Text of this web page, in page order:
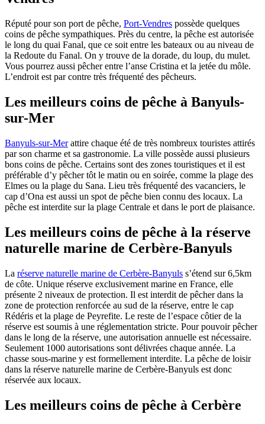
Réputé pour son port de pêche, Port-Vendres possède quelques
coins de pêche sympathiques. Près du centre, la pêche est autorisée
le long du quai Fanal, que ce soit entre les bateaux ou au niveau de
la Redoute du Fanal. On y trouve de la dorade, du loup, du mulet.
Vous pourrez aussi pêcher entre l’anse Cristina et la jetée du môle.
L’endroit est par contre très fréquenté des pêcheurs.
Les meilleurs coins de pêche à Banyuls-
sur-Mer
Banyuls-sur-Merattire chaque été de très nombreux touristes attirés
par son charme et sa gastronomie. La ville possède aussi plusieurs
bons coins de pêche. Certains sont des zones touristiques et il est
préférable d’y pêcher tôt le matin ou en soirée, comme la plage des
Elmes ou la plage du Sana. Lieu très fréquenté des vacanciers, le
cap d’Ona est aussi un spot de pêche bien connu des locaux. La
pêche est interdite sur la plage Centrale et dans le port de plaisance.
Les meilleurs coins de pêche à la réserve
naturelle marine de Cerbère-Banyuls
La réserve naturelle marine de Cerbère-Banyuls s’étend sur 6,5km
de côte. Unique réserve exclusivement marine en France, elle
présente 2 niveaux de protection. Il est interdit de pêcher dans la
zone de protection renforcée au sud de la réserve, entre le cap
Rédéris et la plage de Peyrefite. Le reste de l’espace côtier de la
réserve est soumis à une réglementation stricte. Pour pouvoir pêcher
dans le long de la réserve, une autorisation annuelle est nécessaire.
Seulement 1000 autorisations sont délivrées chaque année. La
chasse sous-marine y est formellement interdite. La pêche de loisir
dans la réserve naturelle marine de Cerbère-Banyuls est donc
réservée aux locaux.
Les meilleurs coins de pêche à Cerbère